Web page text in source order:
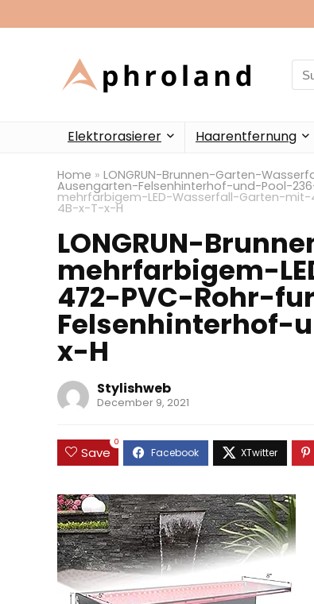
for:
Elektrorasierer Haarentfernung
Home » LONGRUN-Brunnen-Garten-
Ausengarten-Felsenhinterhof-und-Pool-
mehrfarbigem-LED-Wasserfall-Garten-
4B-x-T-x-H
LONGRUN-
mehrfarbigem-
472-PVC-Rohr-
x-H
Stylishweb
December 9, 2021
Save
0